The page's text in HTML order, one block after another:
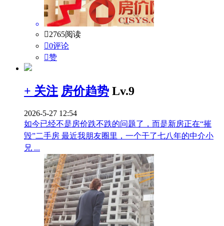
2765阅读
0评论
赞
+ 关注 房价趋势 Lv.9
2026-5-27 12:54
如今已经不是房价跌不跌的问题了，而是新房正在“摧
毁”二手房 最近我朋友圈里，一个干了七八年的中介小
兄 ...